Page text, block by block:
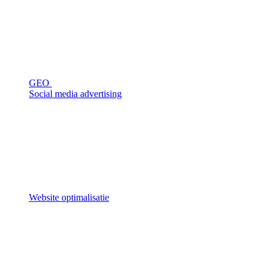
GEO
Social media advertising
Website optimalisatie